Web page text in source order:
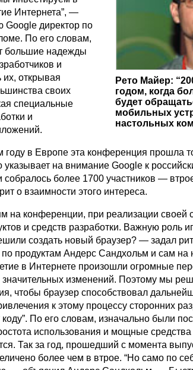
Рето Майер:
годом, когда
будет
мобильных
настольных
Интернета”, —
Google директор по
По его словам,
большие надежды
и
их, открывая
своих
специальные
и
году в Европе эта конференция прошла
указывает на внимание Google к
собралось более 1700 участников —
о взаимности этого интереса.
на конференции, при реализации своей
и средств разработки. Важную роль
создать новый браузер? — задал
продуктам Андерс Сандхольм и сам на
в Интернете произошли огромные
значительных изменений. Поэтому мы
чтобы браузер способствовал
к этому процессу сторонних
коду”. По его словам, изначально были
использования и мощные
Так за год, прошедший с момента
более чем в втрое. “Но само по